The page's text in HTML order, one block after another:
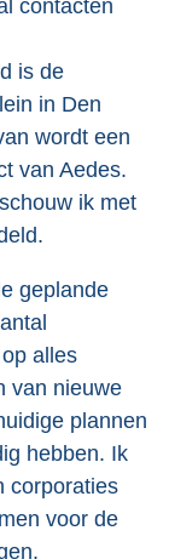
contacten
is de
in Den
wordt een
van Aedes.
ik met
geplande
alles
van nieuwe
plannen
hebben. Ik
corporaties
voor de